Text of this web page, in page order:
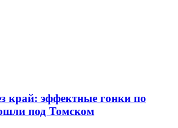
край: эффектные гонки по
под Томском